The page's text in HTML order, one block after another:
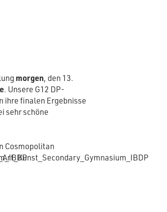
morgen, den 13.
. Unsere G12 DP-
ihre finalen Ergebnisse
sehr schöne